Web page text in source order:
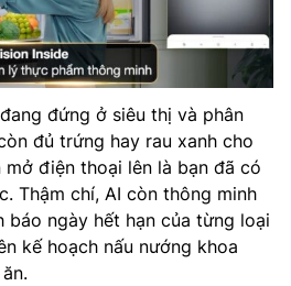
đứng ở siêu thị và phân
đủ trứng hay rau xanh cho
điện thoại lên là bạn đã có
Thậm chí, AI còn thông minh
báo ngày hết hạn của từng loại
kế hoạch nấu nướng khoa